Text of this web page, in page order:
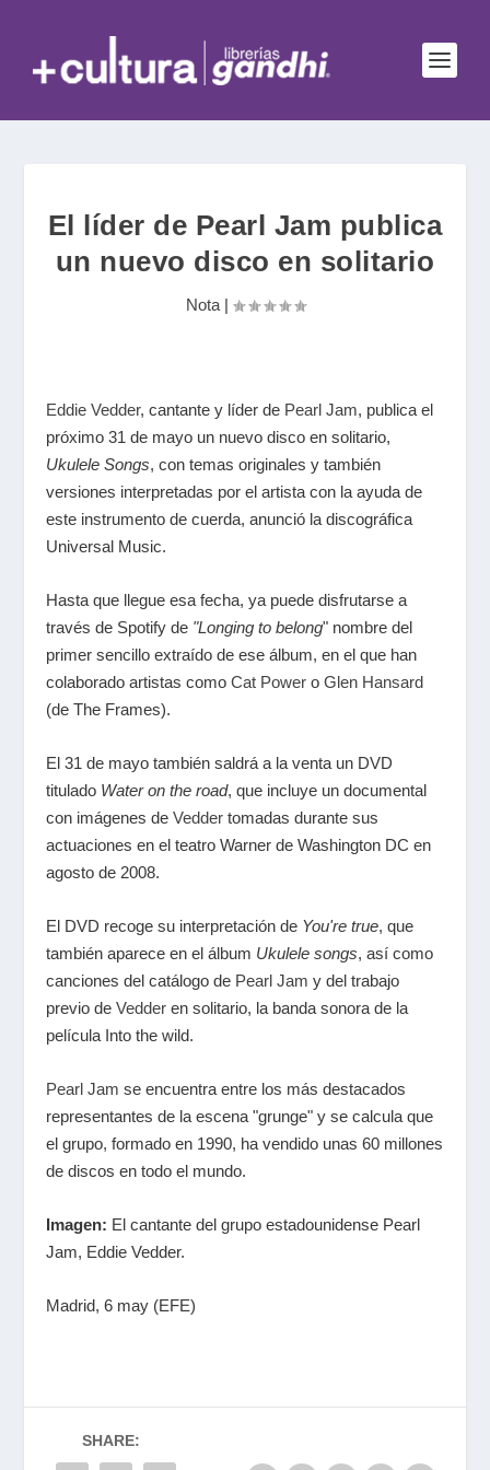
El líder de Pearl Jam publica
un nuevo disco en solitario
Nota|
Eddie Vedder, cantante y líder de Pearl Jam, publica el
próximo 31 de mayo un nuevo disco en solitario,
Ukulele Songs, con temas originales y también
versiones interpretadas por el artista con la ayuda de
este instrumento de cuerda, anunció la discográfica
Universal Music.
Hasta que llegue esa fecha, ya puede disfrutarse a
través de Spotify de "Longing to belong" nombre del
primer sencillo extraído de ese álbum, en el que han
colaborado artistas comoCat Power oGlen Hansard
(de The Frames).
El 31 de mayo también saldrá a la venta un DVD
titulado Water on the road, que incluye un documental
con imágenes deVedder tomadas durante sus
actuaciones en el teatro Warner de Washington DC en
agosto de 2008.
El DVD recoge su interpretación de You're true, que
también aparece en el álbum Ukulele songs, así como
canciones del catálogo de Pearl Jam y del trabajo
previo deVedder en solitario, la banda sonora de la
película Into the wild.
Pearl Jam se encuentra entre los más destacados
representantes de la escena "grunge" y se calcula que
el grupo, formado en 1990, ha vendido unas 60 millones
de discos en todo el mundo.
Imagen: El cantante del grupo estadounidense Pearl
Jam, Eddie Vedder.
Madrid, 6 may (EFE)
SHARE: